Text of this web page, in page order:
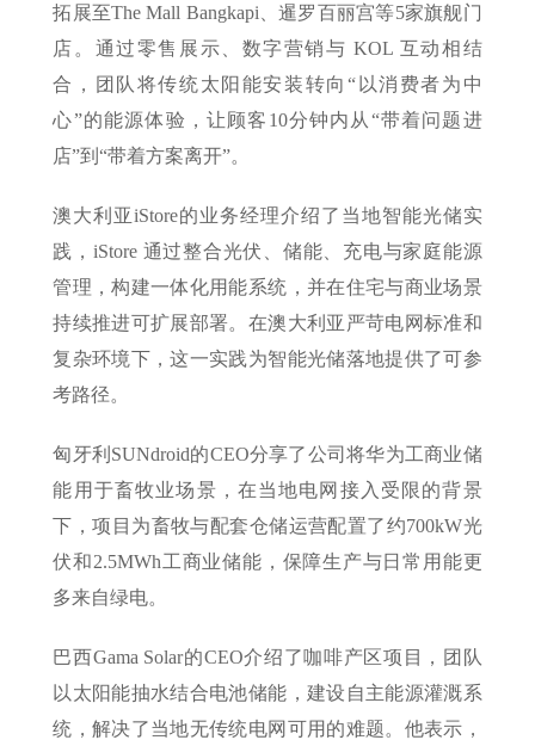
拓展至The Mall Bangkapi、暹罗百丽宫等5家旗舰门
店。通过零售展示、数字营销与 KOL 互动相结
合，团队将传统太阳能安装转向“以消费者为中
心”的能源体验，让顾客10分钟内从“带着问题进
店”到“带着方案离开”。
澳大利亚iStore的业务经理介绍了当地智能光储实
践，iStore 通过整合光伏、储能、充电与家庭能源
管理，构建一体化用能系统，并在住宅与商业场景
持续推进可扩展部署。在澳大利亚严苛电网标准和
复杂环境下，这一实践为智能光储落地提供了可参
考路径。
匈牙利SUNdroid的CEO分享了公司将华为工商业储
能用于畜牧业场景，在当地电网接入受限的背景
下，项目为畜牧与配套仓储运营配置了约700kW光
伏和2.5MWh工商业储能，保障生产与日常用能更
多来自绿电。
巴西Gama Solar的CEO介绍了咖啡产区项目，团队
以太阳能抽水结合电池储能，建设自主能源灌溉系
统，解决了当地无传统电网可用的难题。他表示，